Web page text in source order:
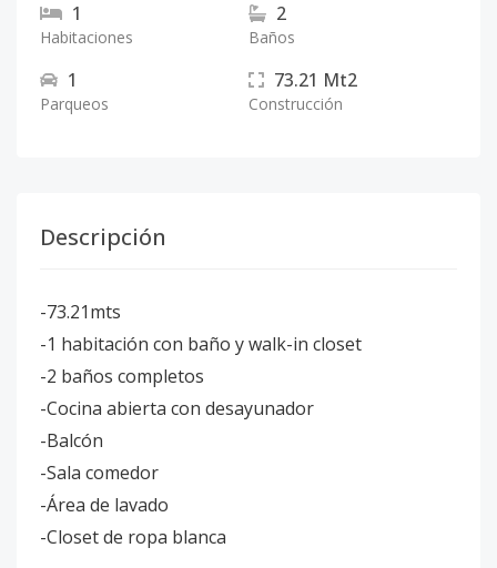
1
Habitaciones
2
Baños
1
Parqueos
73.21 Mt2
Construcción
Descripción
-73.21mts
-1 habitación con baño y walk-in closet
-2 baños completos
-Cocina abierta con desayunador
-Balcón
-Sala comedor
-Área de lavado
-Closet de ropa blanca